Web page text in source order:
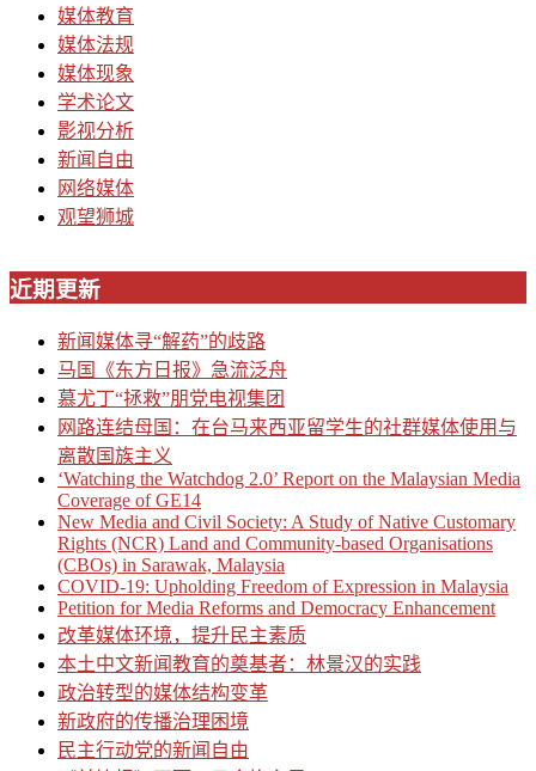
媒体教育
媒体法规
媒体现象
学术论文
影视分析
新闻自由
网络媒体
观望狮城
近期更新
新闻媒体寻“解药”的歧路
马国《东方日报》急流泛舟
慕尤丁“拯救”朋党电视集团
网路连结母国：在台马来西亚留学生的社群媒体使用与
离散国族主义
‘Watching the Watchdog 2.0’ Report on the Malaysian Media
Coverage of GE14
New Media and Civil Society: A Study of Native Customary
Rights (NCR) Land and Community-based Organisations
(CBOs) in Sarawak, Malaysia
COVID-19: Upholding Freedom of Expression in Malaysia
Petition for Media Reforms and Democracy Enhancement
改革媒体环境，提升民主素质
本土中文新闻教育的奠基者：林景汉的实践
政治转型的媒体结构变革
新政府的传播治理困境
民主行动党的新闻自由